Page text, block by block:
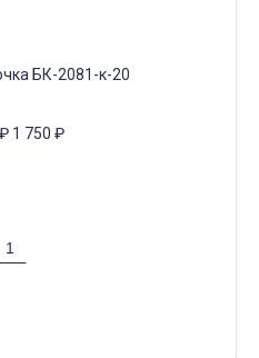
БК-2081-к-20
₽ 1 750 ₽